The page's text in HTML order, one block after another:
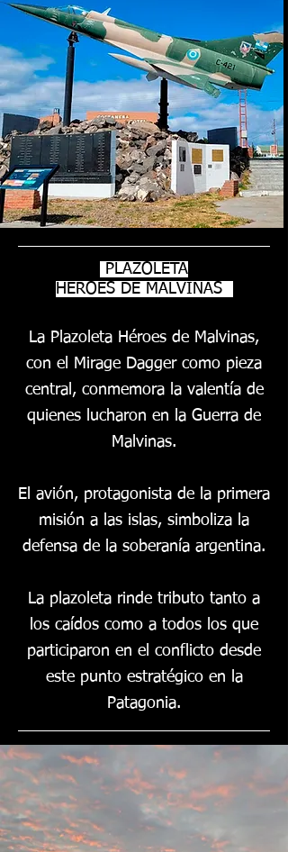
PLAZOLETA
HEROES DE MALVINAS
La Plazoleta Héroes de Malvinas,
con el Mirage Dagger como pieza
central, conmemora la valentía de
quienes lucharon en la Guerra de
Malvinas.
El avión, protagonista de la primera
misión a las islas, simboliza la
defensa de la soberanía argentina.
La plazoleta rinde tributo tanto a
los caídos como a todos los que
participaron en el conflicto desde
este punto estratégico en la
Patagonia.